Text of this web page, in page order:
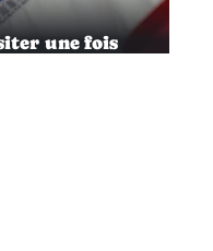
une fois